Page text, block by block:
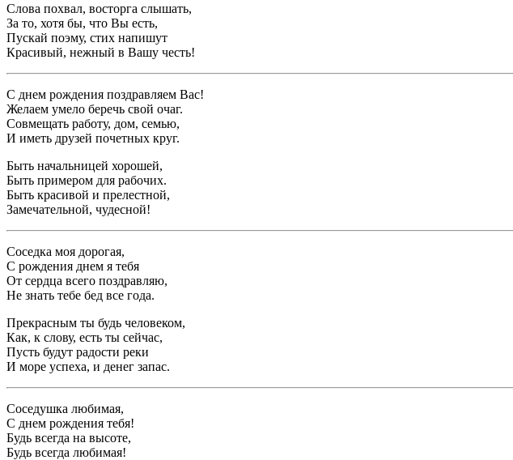
Слова похвал, восторга слышать,
За то, хотя бы, что Вы есть,
Пускай поэму, стих напишут
Красивый, нежный в Вашу честь!
С днем рождения поздравляем Вас!
Желаем умело беречь свой очаг.
Совмещать работу, дом, семью,
И иметь друзей почетных круг.
Быть начальницей хорошей,
Быть примером для рабочих.
Быть красивой и прелестной,
Замечательной, чудесной!
Соседка моя дорогая,
С рождения днем я тебя
От сердца всего поздравляю,
Не знать тебе бед все года.
Прекрасным ты будь человеком,
Как, к слову, есть ты сейчас,
Пусть будут радости реки
И море успеха, и денег запас.
Соседушка любимая,
С днем рождения тебя!
Будь всегда на высоте,
Будь всегда любимая!